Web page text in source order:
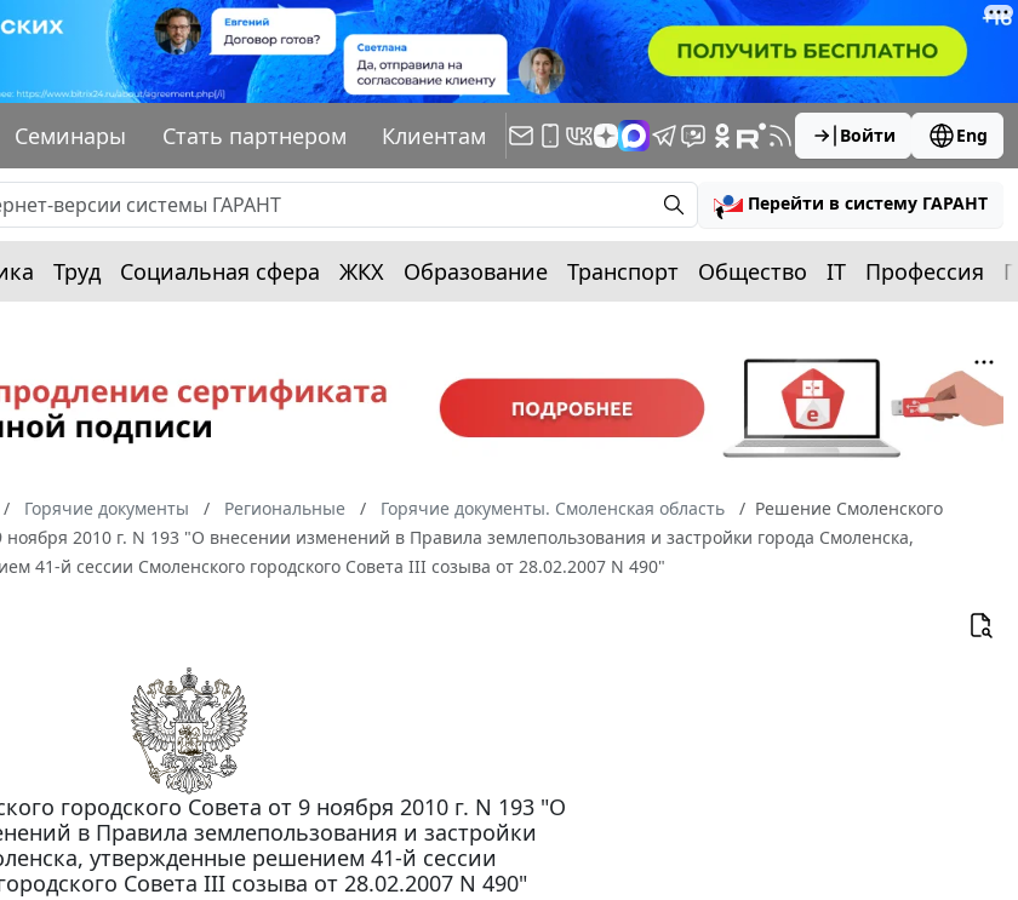
Семинары Стать партнером Клиентам Войти Eng
Перейти в систему ГАРАНТ
Труд Социальная сфера ЖКХ Образование Транспорт Общество IT Профессия
Горячие документы Региональные Горячие документы. Смоленская область
Решение Смоленского
ноября 2010 г. N 193 "О внесении изменений в Правила землепользования и застройки города Смоленска,
41-й сессии Смоленского городского Совета III созыва от 28.02.2007 N 490"
городского Совета от 9 ноября 2010 г. N 193 "О
в Правила землепользования и застройки
утвержденные решением 41-й сессии
Совета III созыва от 28.02.2007 N 490"